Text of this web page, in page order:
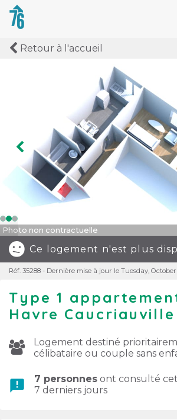
Retour à l'accueil
Photo non contractuelle
Image précédente
Ce logement n'est plus
Réf. 35288 - Dernière mise à jour le Tuesday,
Type 1
Havre
Logement destiné
célibataire ou couple sans
announcement 7 personnes ont consulté
7 derniers jours